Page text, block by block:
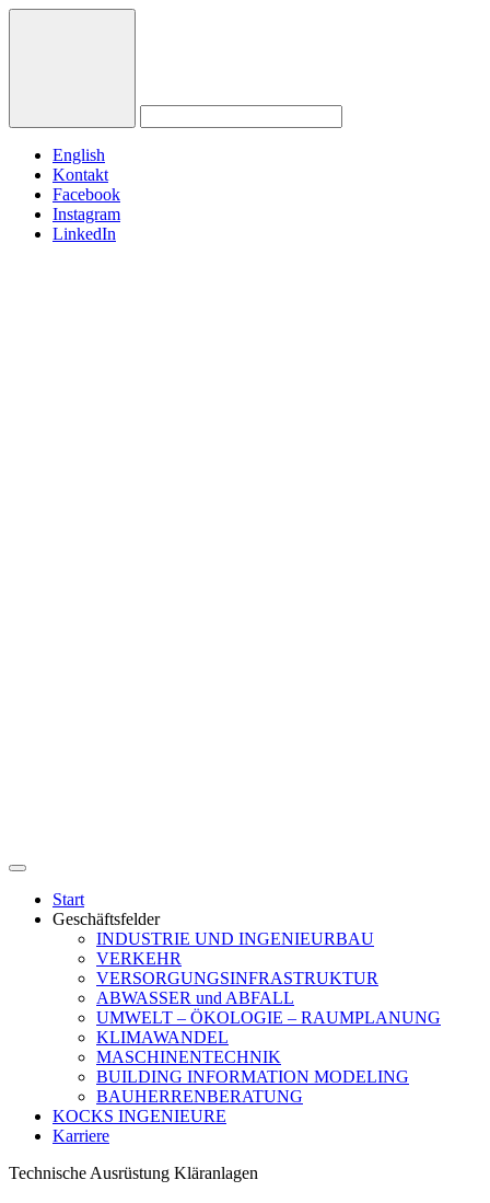
English
Kontakt
Facebook
Instagram
LinkedIn
Start
Geschäftsfelder
INDUSTRIE UND INGENIEURBAU
VERKEHR
VERSORGUNGSINFRASTRUKTUR
ABWASSER und ABFALL
UMWELT – ÖKOLOGIE – RAUMPLANUNG
KLIMAWANDEL
MASCHINENTECHNIK
BUILDING INFORMATION MODELING
BAUHERRENBERATUNG
KOCKS INGENIEURE
Karriere
Technische Ausrüstung Kläranlagen